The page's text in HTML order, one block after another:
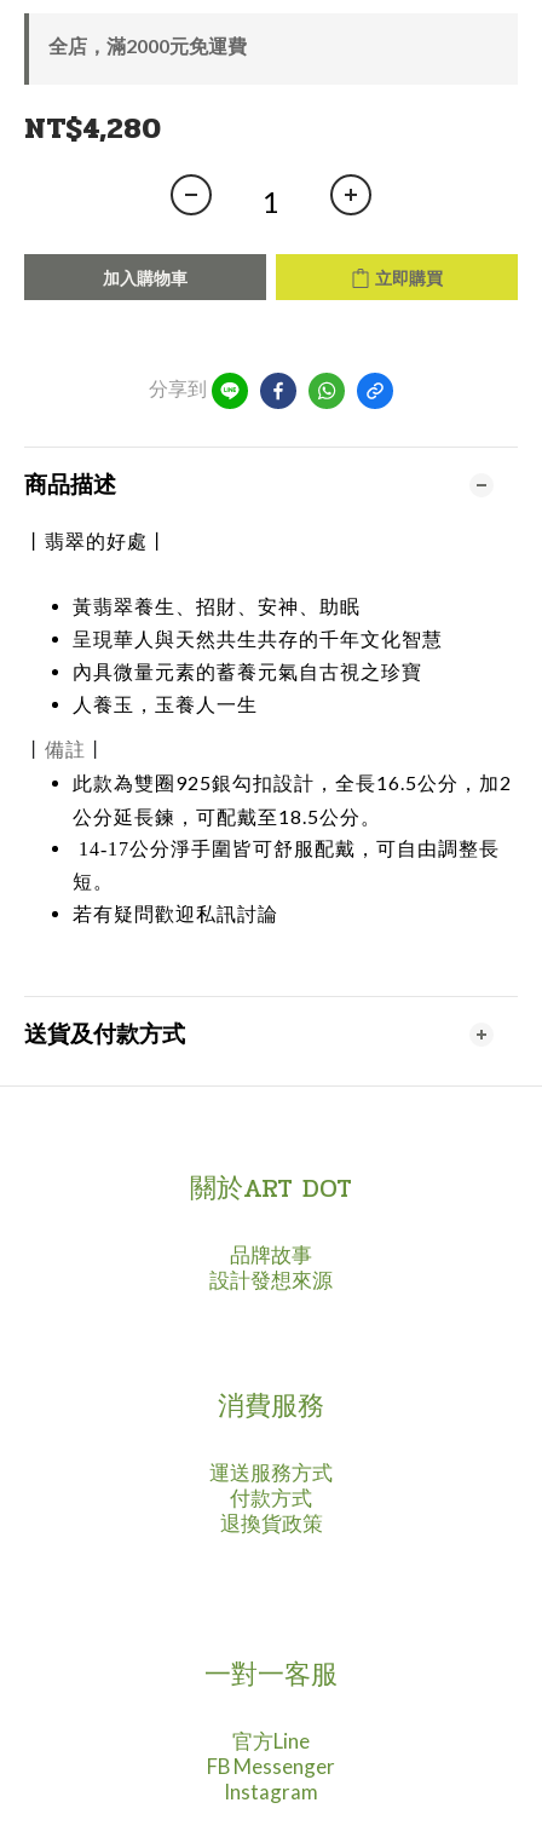
全店，滿2000元免運費
NT$4,280
加入購物車 立即購買
分享到
商品描述
丨翡翠的好處丨
黃翡翠養生、招財、安神、助眠
呈現華人與天然共生共存的千年文化智慧
內具微量元素的蓄養元氣自古視之珍寶
人養玉，玉養人一生
丨 備註 丨
此款為雙圈 925銀勾扣設計，全長16.5公分，加2
公分延長鍊，可配戴至18.5公分。
14-17公分淨手圍皆可舒服配戴，可自由調整長
短。
若有疑問歡迎私訊討論
送貨及付款方式
關於ART DOT
品牌故事
設計發想來源
消費服務
運送服務方式
付款方式
退換貨政策
一對一客服
官方Line
FB Messenger
Instagram